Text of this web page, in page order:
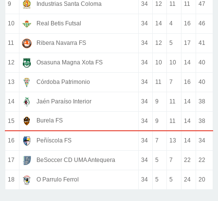
9 Industrias Santa Coloma 34 12 11 11 47
10 Real Betis Futsal 34 14 4 16 46
11 Ribera Navarra FS 34 12 5 17 41
12 Osasuna Magna Xota FS 34 10 10 14 40
13 Córdoba Patrimonio 34 11 7 16 40
14 Jaén Paraíso Interior 34 9 11 14 38
15 Burela FS 34 9 11 14 38
16 Peñíscola FS 34 7 13 14 34
17 BeSoccer CD UMA Antequera 34 5 7 22 22
18 O Parrulo Ferrol 34 5 5 24 20